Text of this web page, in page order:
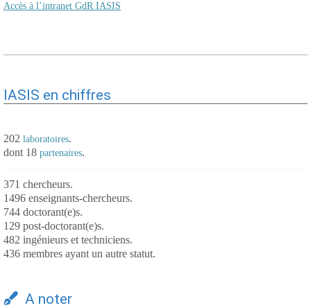
Accès à l’intranet GdR IASIS
IASIS en chiffres
202 laboratoires.
dont 18 partenaires.
371 chercheurs.
1496 enseignants-chercheurs.
744 doctorant(e)s.
129 post-doctorant(e)s.
482 ingénieurs et techniciens.
436 membres ayant un autre statut.
A noter